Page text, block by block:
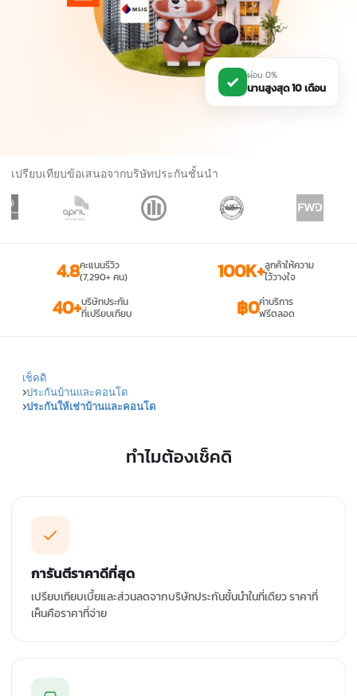
ผ่อน 0%
นานสูงสุด 10 เดือน
เปรียบเทียบข้อเสนอจากบริษัทประกันชั้นนำ
4.8คะแนนรีวิว
(7,290+ คน)
100K+ลูกค้าให้ความ
ไว้วางใจ
40+บริษัทประกัน
ที่เปรียบเทียบ
฿0ค่าบริการ
ฟรีตลอด
เช็คดิ
ประกันบ้านและคอนโด
ประกันให้เช่าบ้านและคอนโด
ทำไมต้องเช็คดิ
การันตีราคาดีที่สุด
เปรียบเทียบเบี้ยและส่วนลดจากบริษัทประกันชั้นนำในที่เดียว ราคาที่
เห็นคือราคาที่จ่าย